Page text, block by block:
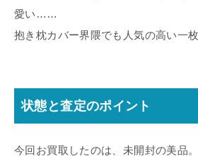
愛い……
抱き枕カバー界隈でも人気の高い一
状態と査定のポイント
今回お買取したのは、未開封の美品。